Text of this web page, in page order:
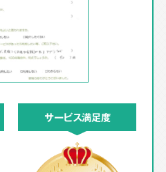
サービス満足度